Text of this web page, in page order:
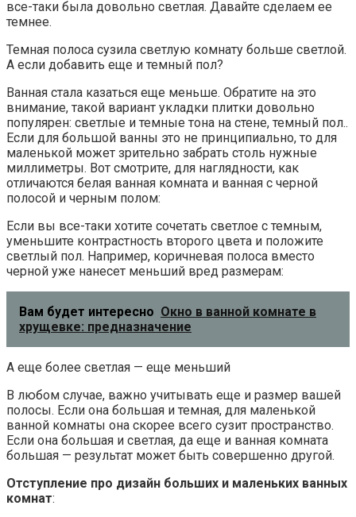
все-таки была довольно светлая. Давайте сделаем ее
темнее.
Темная полоса сузила светлую комнату больше светлой.
А если добавить еще и темный пол?
Ванная стала казаться еще меньше. Обратите на это
внимание, такой вариант укладки плитки довольно
популярен: светлые и темные тона на стене, темный пол..
Если для большой ванны это не принципиально, то для
маленькой может зрительно забрать столь нужные
миллиметры. Вот смотрите, для наглядности, как
отличаются белая ванная комната и ванная с черной
полосой и черным полом:
Если вы все-таки хотите сочетать светлое с темным,
уменьшите контрастность второго цвета и положите
светлый пол. Например, коричневая полоса вместо
черной уже нанесет меньший вред размерам:
Вам будет интересно Окно в ванной комнате в
хрущевке: предназначение
А еще более светлая — еще меньший
В любом случае, важно учитывать еще и размер вашей
полосы. Если она большая и темная, для маленькой
ванной комнаты она скорее всего сузит пространство.
Если она большая и светлая, да еще и ванная комната
большая — результат может быть совершенно другой.
Отступление про дизайн больших и маленьких ванных
комнат: